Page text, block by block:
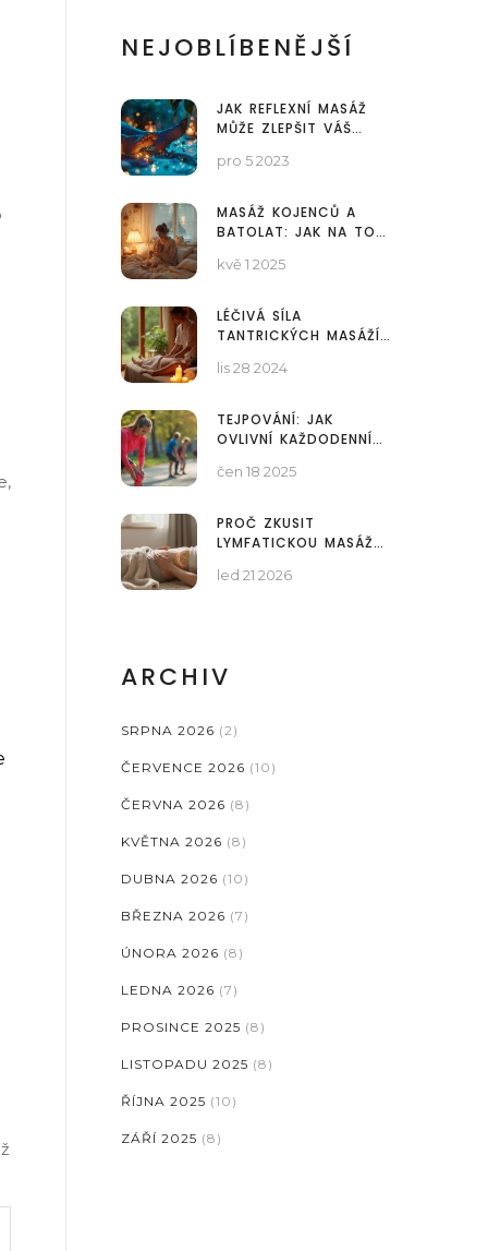
NEJOBLÍBENĚJŠÍ
JAK REFLEXNÍ MASÁŽ
MŮŽE ZLEPŠIT VÁŠ
pro 5 2023
MASÁŽ KOJENCŮ A
BATOLAT: JAK NA TO
kvě 1 2025
LÉČIVÁ SÍLA
TANTRICKÝCH MASÁŽÍ
lis 28 2024
TEJPOVÁNÍ: JAK
OVLIVNÍ KAŽDODENNÍ
čen 18 2025
PROČ ZKUSIT
LYMFATICKOU MASÁŽ
led 21 2026
ARCHIV
SRPNA 2026 (2)
ČERVENCE 2026 (10)
ČERVNA 2026 (8)
KVĚTNA 2026 (8)
DUBNA 2026 (10)
BŘEZNA 2026 (7)
ÚNORA 2026 (8)
LEDNA 2026 (7)
PROSINCE 2025 (8)
LISTOPADU 2025 (8)
ŘÍJNA 2025 (10)
ZÁŘÍ 2025 (8)